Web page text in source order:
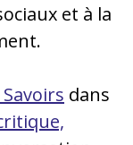
et à la
dans